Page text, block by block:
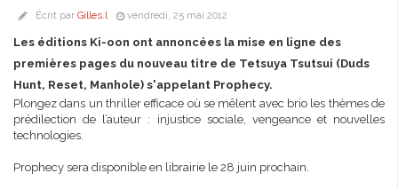
Écrit par Gilles.l vendredi, 25 mai 2012
Les éditions Ki-oon ont annoncées la mise en ligne des
premières pages du nouveau titre de Tetsuya Tsutsui (Duds
Hunt, Reset, Manhole) s'appelant Prophecy.
Plongez dans un thriller efficace où se mêlent avec brio les thèmes de
prédilection de l’auteur : injustice sociale, vengeance et nouvelles
technologies.
Prophecy sera disponible en librairie le 28 juin prochain.